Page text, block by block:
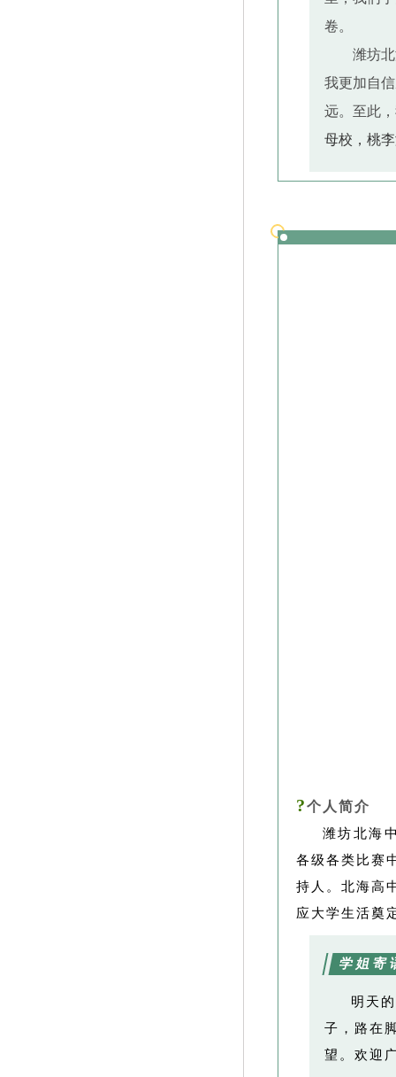
卷。
潍坊
我更加自
远。至此
母校，桃
?个人简介
潍坊北海
各级各类比赛
持人。北海高
应大学生活奠
学姐寄
明天
子，路在
望。欢迎